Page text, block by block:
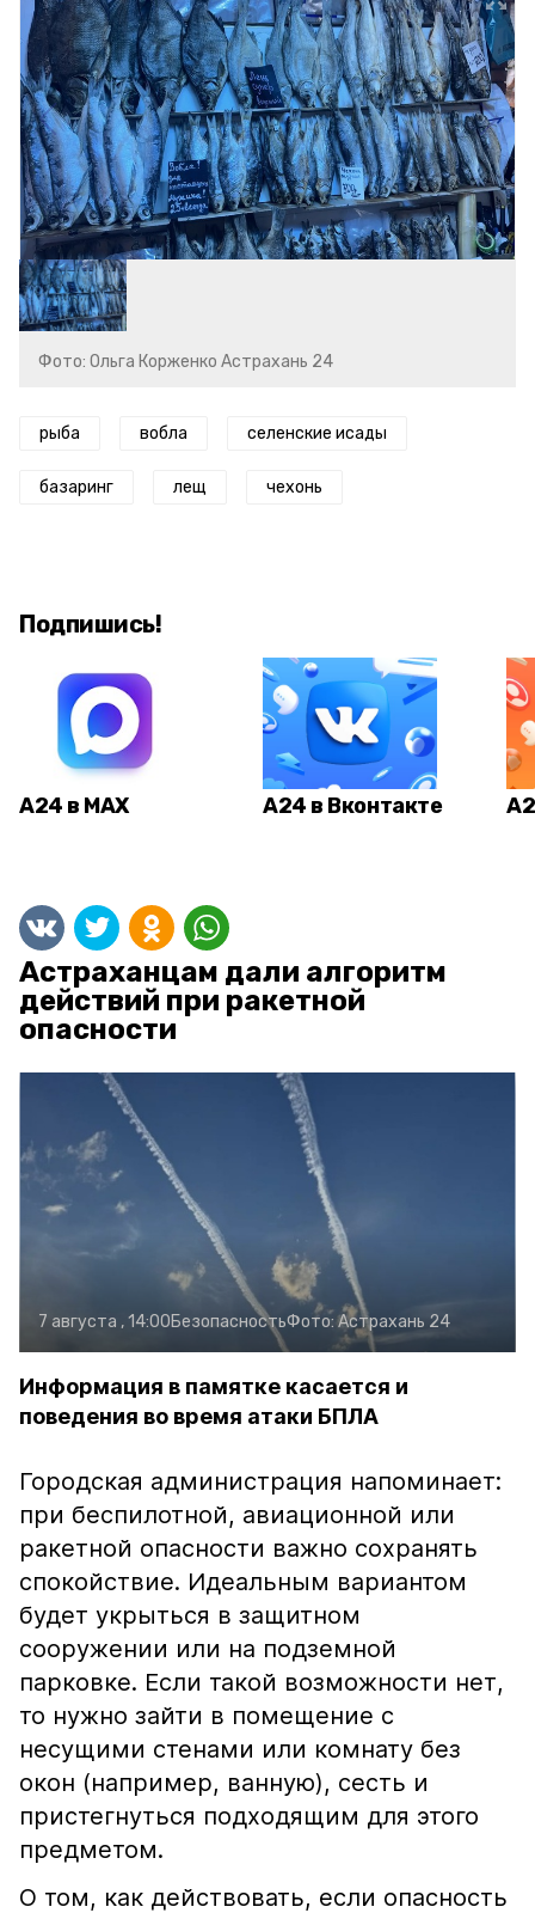
Фото: Ольга Корженко Астрахань 24
рыба вобла селенские исады
базаринг лещ чехонь
Подпишись!
А24 в MAX А24 в Вконтакте
Астраханцам дали алгоритм
действий при ракетной
опасности
7 августа , 14:00БезопасностьФото: Астрахань 24
Информация в памятке касается и
поведения во время атаки БПЛА
Городская администрация напоминает:
при беспилотной, авиационной или
ракетной опасности важно сохранять
спокойствие. Идеальным вариантом
будет укрыться в защитном
сооружении или на подземной
парковке. Если такой возможности нет,
то нужно зайти в помещение с
несущими стенами или комнату без
окон (например, ванную), сесть и
пристегнуться подходящим для этого
предметом.
О том, как действовать, если опасность